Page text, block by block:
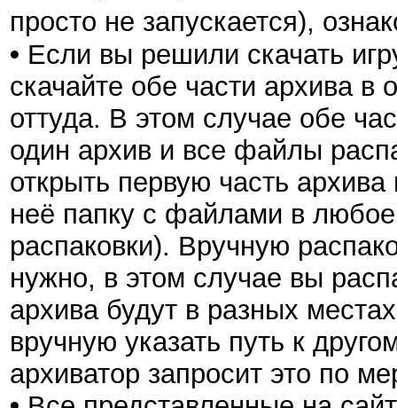
просто не запускается),
• Если вы решили скачать
скачайте обе части архива в
оттуда. В этом случае обе
один архив и все файлы
открыть первую часть архива
неё папку с файлами в
распаковки). Вручную
нужно, в этом случае вы
архива будут в разных
вручную указать путь к
архиватор запросит это по